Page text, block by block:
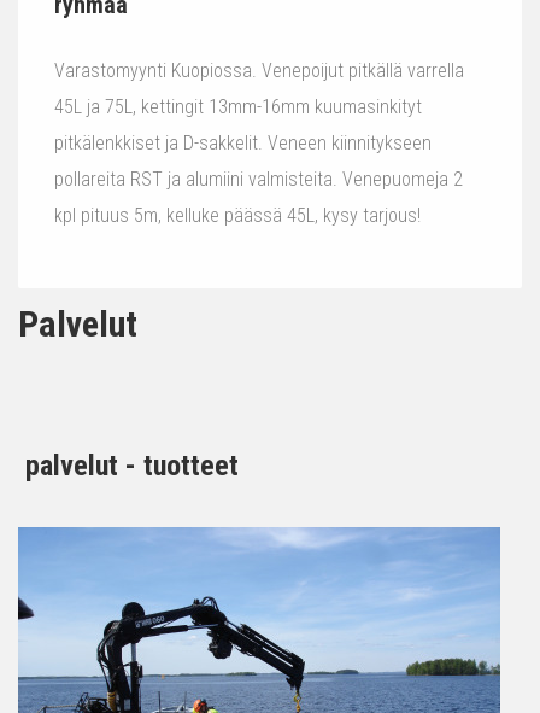
Varastomyynti Kuopiossa. Venepoijut pitkällä varrella
45L ja 75L, kettingit 13mm-16mm kuumasinkityt
pitkälenkkiset ja D-sakkelit. Veneen kiinnitykseen
pollareita RST ja alumiini valmisteita. Venepuomeja 2
kpl pituus 5m, kelluke päässä 45L, kysy tarjous!
Palvelut
palvelut - tuotteet